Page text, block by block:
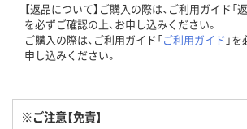
【返品について】ご購入の際は、ご利用ガイド「
を必ずご確認の上、お申し込みください。
ご購入の際は、ご利用ガイド「ご利用ガイド 」
申し込みください。
※ご注意【免責】